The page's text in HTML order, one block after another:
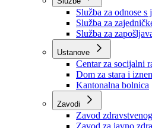
Organizacije
Službe
Služba za odnose s
Služba za
Služba za
Ustanove
Centar za socijalni
Dom za stara i
Kantonalna bolnica